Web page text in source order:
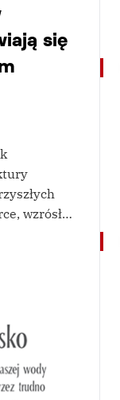
się
wzrósł…